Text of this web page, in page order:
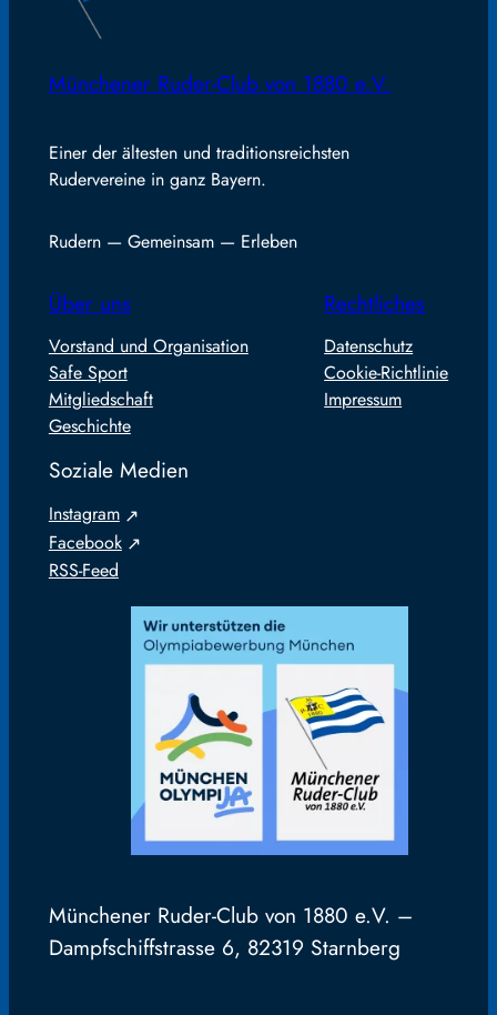
Münchener Ruder-Club von 1880 e.V.
Einer der ältesten und traditionsreichsten
Rudervereine in ganz Bayern.
Rudern — Gemeinsam — Erleben
Über uns
Vorstand und Organisation
Safe Sport
Mitgliedschaft
Geschichte
Rechtliches
Datenschutz
Cookie-Richtlinie
Impressum
Soziale Medien
Instagram
Facebook
RSS-Feed
Münchener Ruder-Club von 1880 e.V. –
Dampfschiffstrasse 6, 82319 Starnberg